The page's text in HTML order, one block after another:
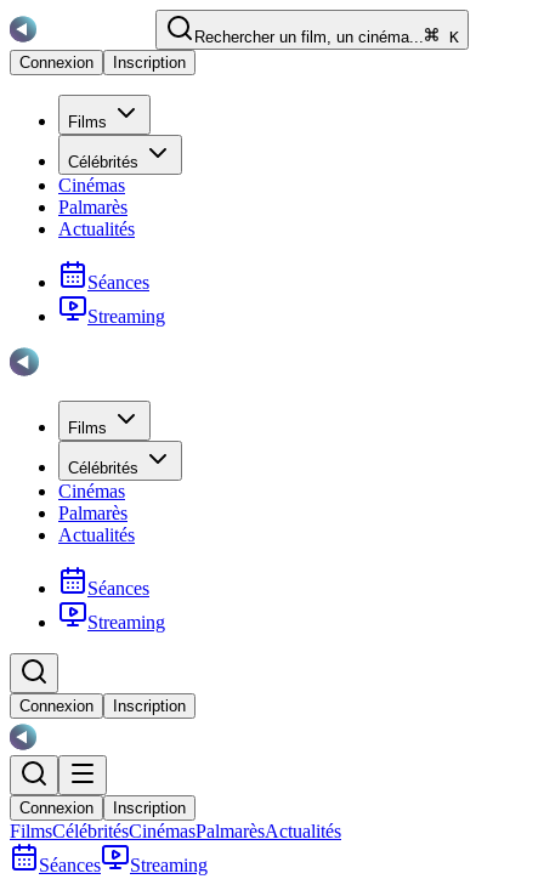
Rechercher un film, un cinéma...
K
Connexion
Inscription
Films
Célébrités
Cinémas
Palmarès
Actualités
Séances
Streaming
Films
Célébrités
Cinémas
Palmarès
Actualités
Séances
Streaming
Connexion Inscription
Connexion Inscription
FilmsCélébritésCinémasPalmarèsActualités
Séances
Streaming